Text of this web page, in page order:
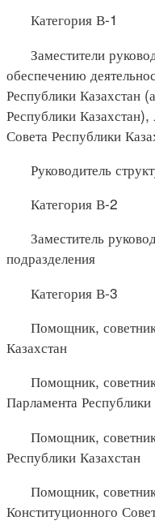
Категория В-1
Заместители
обеспечению
Республики Казахстан
Республики
Совета Республики
Руководитель
Категория В-2
Заместитель
подразделения
Категория В-3
Помощник, советник
Казахстан
Помощник, советник
Парламента Республики
Помощник, советник
Республики Казахстан
Помощник, советник
Конституционного